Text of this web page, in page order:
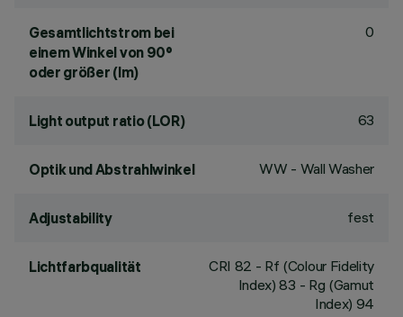
Gesamtlichtstrom bei
einem Winkel von 90°
oder größer (lm)
0
Light output ratio (LOR) 63
Optik und Abstrahlwinkel WW - Wall Washer
Adjustability fest
Lichtfarbqualität CRI 82 - Rf (Colour Fidelity
Index) 83 - Rg (Gamut
Index) 94